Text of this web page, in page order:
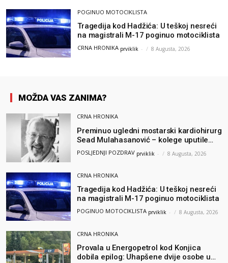
POGINUO MOTOCIKLISTA
Tragedija kod Hadžića: U teškoj nesreći
na magistrali M-17 poginuo motociklista
CRNA HRONIKA prviklik - 8 Augusta, 2026
MOŽDA VAS ZANIMA?
CRNA HRONIKA
Preminuo ugledni mostarski kardiohirurg
Sead Mulahasanović – kolege uputile
emotivnu oproštajnu poruku
POSLJEDNJI POZDRAV prviklik - 8 Augusta, 2026
CRNA HRONIKA
Tragedija kod Hadžića: U teškoj nesreći
na magistrali M-17 poginuo motociklista
POGINUO MOTOCIKLISTA prviklik - 8 Augusta, 2026
CRNA HRONIKA
Provala u Energopetrol kod Konjica
dobila epilog: Uhapšene dvije osobe u